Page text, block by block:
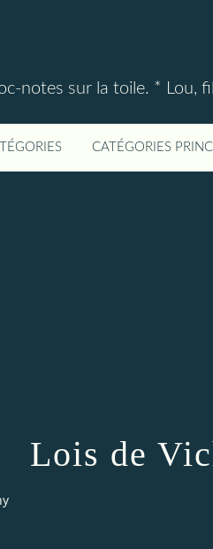
notes sur la toile. * Lou,
CATÉGORIES
Lois de